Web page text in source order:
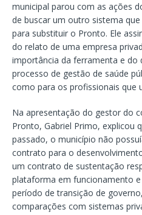
municipal parou com as ações
de buscar um outro sistema
para substituir o Pronto. Ele
do relato de uma empresa
importância da ferramenta e do
processo de gestão de saúde
como para os profissionais que
Na apresentação do gestor do
Pronto, Gabriel Primo, explicou
passado, o município não
contrato para o
um contrato de sustentação
plataforma em funcionamento
período de transição de
comparações com sistemas